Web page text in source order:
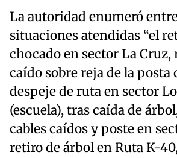
La autoridad enumeró
situaciones atendidas “el
chocado en sector La
caído sobre reja de la posta
despeje de ruta en sector
(escuela), tras caída de
cables caídos y poste en
retiro de árbol en Ruta K-